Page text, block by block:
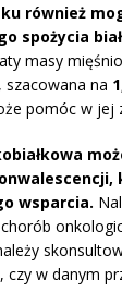
również
spożycia
masy
szacowana na
pomóc w jej
wsparcia.
w danym